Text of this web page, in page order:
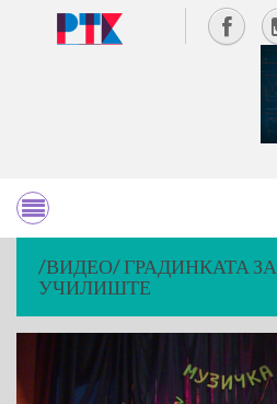
/ВИДЕО/ ГРАДИНКАТА
УЧИЛИШТЕ